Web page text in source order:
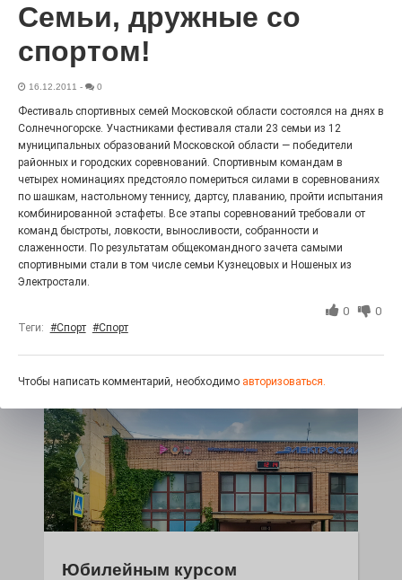
Радость в квадрате! На этой неделе электростальцев
дважды порадует проект «Районы-кварталы».
100 футов под килем!
0
«С ними дядька Черномор»
Юбилейным курсом
Семьи, дружные со
спортом!
16.12.2011 - 0
Фестиваль спортивных семей Московской области состоялся на днях в
Солнечногорске. Участниками фестиваля стали 23 семьи из 12
муниципальных образований Московской области — победители
районных и городских соревнований. Спортивным командам в
четырех номинациях предстояло помериться силами в соревнованиях
по шашкам, настольному теннису, дартсу, плаванию, пройти испытания
комбинированной эстафеты. Все этапы соревнований требовали от
команд быстроты, ловкости, выносливости, собранности и
слаженности. По результатам общекомандного зачета самыми
спортивными стали в том числе семьи Кузнецовых и Ношеных из
Электростали.
0 0
Теги: #Спорт #Спорт
Чтобы написать комментарий, необходимо авторизоваться.